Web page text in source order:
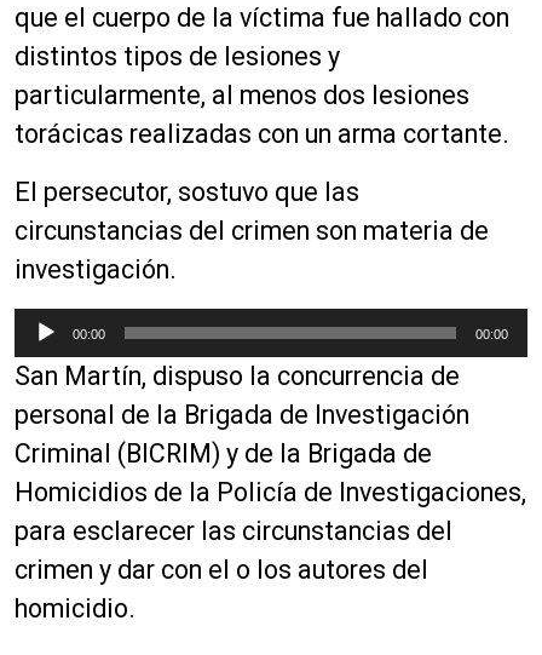
que el cuerpo de la víctima fue hallado con
distintos tipos de lesiones y
particularmente, al menos dos lesiones
torácicas realizadas con un arma cortante.
El persecutor, sostuvo que las
circunstancias del crimen son materia de
investigación.
e
p
r
o
d
u
c
t
o
r
00:00 00:00
San Martín, dispuso la concurrencia de
personal de la Brigada de Investigación
Criminal (BICRIM) y de la Brigada de
Homicidios de la Policía de Investigaciones,
para esclarecer las circunstancias del
crimen y dar con el o los autores del
homicidio.